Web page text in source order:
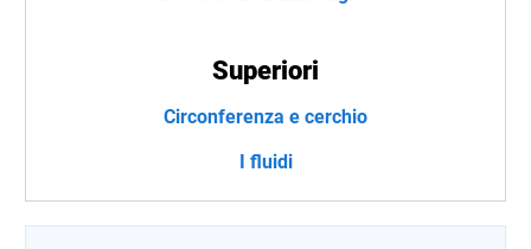
Superiori
Circonferenza e cerchio
I fluidi